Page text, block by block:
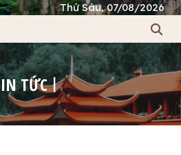
Thứ Sáu, 07/08/2026
TỨC